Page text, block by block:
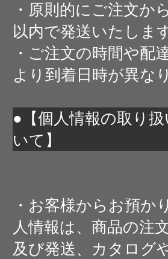
・原則的にご注文か
以内で発送いたしま
・ご注文の時間や配
より到着日時が異な
●【個人情報の取り
いて】
・お客様からお預か
人情報は、商品の注
及び発送、カタログ